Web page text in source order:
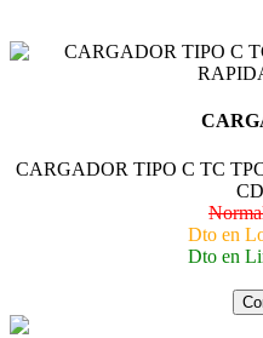
CARGADOR TIPO C TC
Dto en
Dto en